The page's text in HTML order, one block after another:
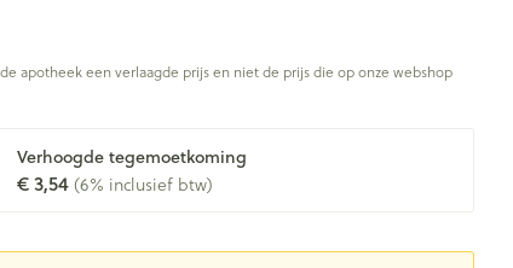
apotheek een verlaagde prijs en niet de prijs die op onze webshop
Verhoogde tegemoetkoming
€ 3,54 (6% inclusief btw)